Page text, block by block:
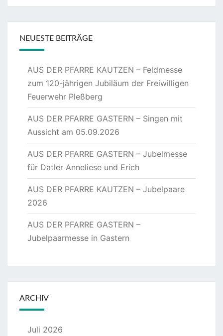
NEUESTE BEITRÄGE
AUS DER PFARRE KAUTZEN – Feldmesse
zum 120-jährigen Jubiläum der Freiwilligen
Feuerwehr Pleßberg
AUS DER PFARRE GASTERN – Singen mit
Aussicht am 05.09.2026
AUS DER PFARRE GASTERN – Jubelmesse
für Datler Anneliese und Erich
AUS DER PFARRE KAUTZEN – Jubelpaare
2026
AUS DER PFARRE GASTERN –
Jubelpaarmesse in Gastern
ARCHIV
Juli 2026